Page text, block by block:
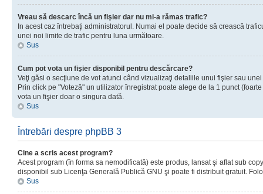
Vreau să descarc încă un fişier dar nu mi-a rămas trafic?
In acest caz întrebaţi administratorul. Numai el poate decide să crească
unei noi limite de trafic pentru luna următoare.
Sus
Cum pot vota un fişier disponibil pentru descărcare?
Veţi găsi o secţiune de vot atunci când vizualizaţi detaliile unui fişier sau
Prin click pe "Voteză" un utilizator înregistrat poate alege de la 1 punct
vota un fişier doar o singura dată.
Sus
Întrebări despre phpBB 3
Cine a scris acest program?
Acest program (în forma sa nemodificată) este produs, lansat şi aflat sub
disponibil sub Licenţa Generală Publică GNU şi poate fi distribuit gratuit.
Sus